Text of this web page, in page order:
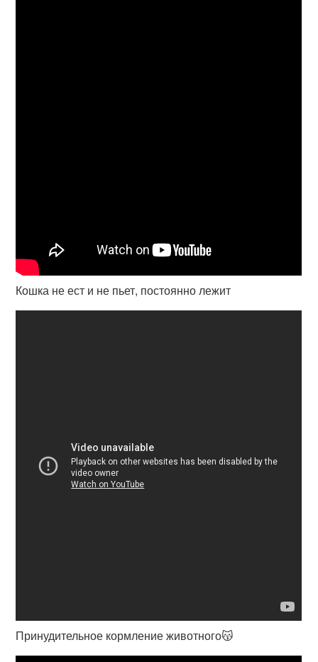
Кошка не ест и не пьет, постоянно лежит
Принудительное кормление животного😽